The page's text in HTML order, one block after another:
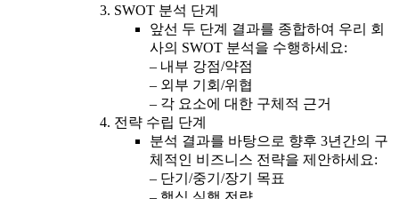
SWOT 분석 단계
앞선 두 단계 결과를 종합하여 우리 회
사의 SWOT 분석을 수행하세요:
– 내부 강점/약점
– 외부 기회/위협
– 각 요소에 대한 구체적 근거
전략 수립 단계
분석 결과를 바탕으로 향후 3년간의 구
체적인 비즈니스 전략을 제안하세요:
– 단기/중기/장기 목표